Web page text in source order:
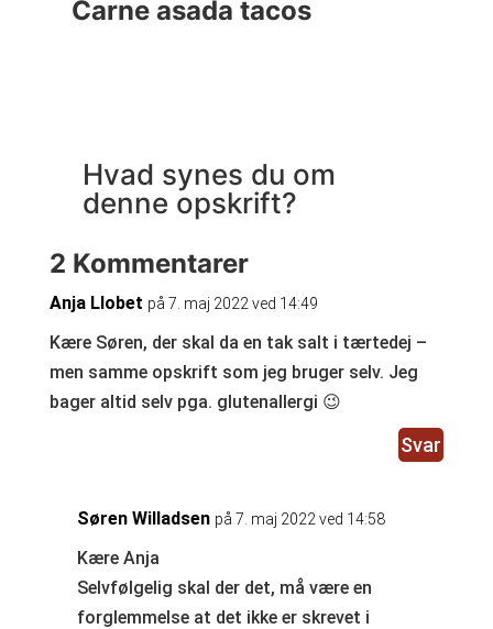
Carne asada tacos
Hvad synes du om
denne opskrift?
2 Kommentarer
Anja Llobet på 7. maj 2022 ved 14:49
Kære Søren, der skal da en tak salt i tærtedej –
men samme opskrift som jeg bruger selv. Jeg
bager altid selv pga. glutenallergi 😉
Svar
Søren Willadsen på 7. maj 2022 ved 14:58
Kære Anja
Selvfølgelig skal der det, må være en
forglemmelse at det ikke er skrevet i